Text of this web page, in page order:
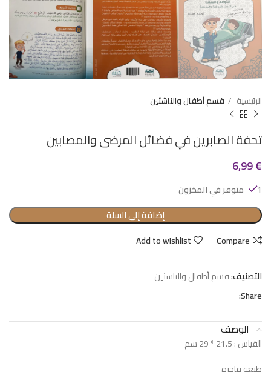
الرئيسية قسم أطفال والناشئين
تحفة الصابرين في فضائل المرضى والمصابين
6,99€
1 متوفر في المخزون
إضافة إلى السلة
Compare
Add to wishlist
التصنيف:قسم أطفال والناشئين
Share:
الوصف
القياس : 21.5 * 29 سم